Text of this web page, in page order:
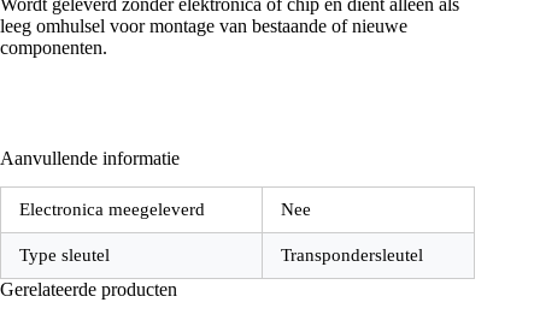
leeg omhulsel voor montage van bestaande of nieuwe
componenten.
Aanvullende informatie
Electronica meegeleverd Nee
Type sleutel Transpondersleutel
Gerelateerde producten